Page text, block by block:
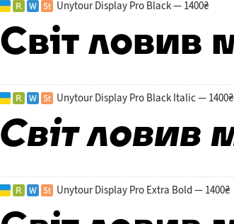
Unytour Display Pro Black — 1400₴
Unytour Display Pro Black Italic — 1400₴
Unytour Display Pro Extra Bold — 1400₴